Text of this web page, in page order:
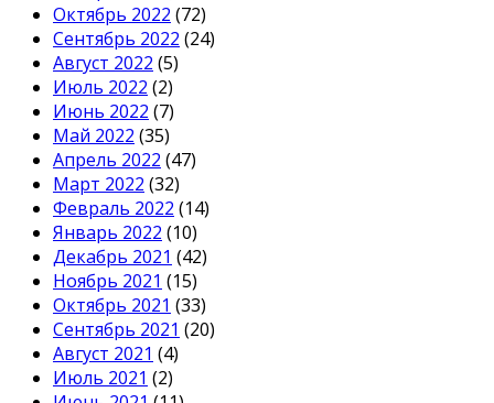
Октябрь 2022 (72)
Сентябрь 2022 (24)
Август 2022 (5)
Июль 2022 (2)
Июнь 2022 (7)
Май 2022 (35)
Апрель 2022 (47)
Март 2022 (32)
Февраль 2022 (14)
Январь 2022 (10)
Декабрь 2021 (42)
Ноябрь 2021 (15)
Октябрь 2021 (33)
Сентябрь 2021 (20)
Август 2021 (4)
Июль 2021 (2)